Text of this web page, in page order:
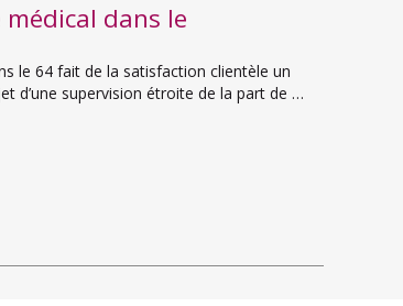
dans le
le 64 fait de la satisfaction clientèle un
d’une supervision étroite de la part de …